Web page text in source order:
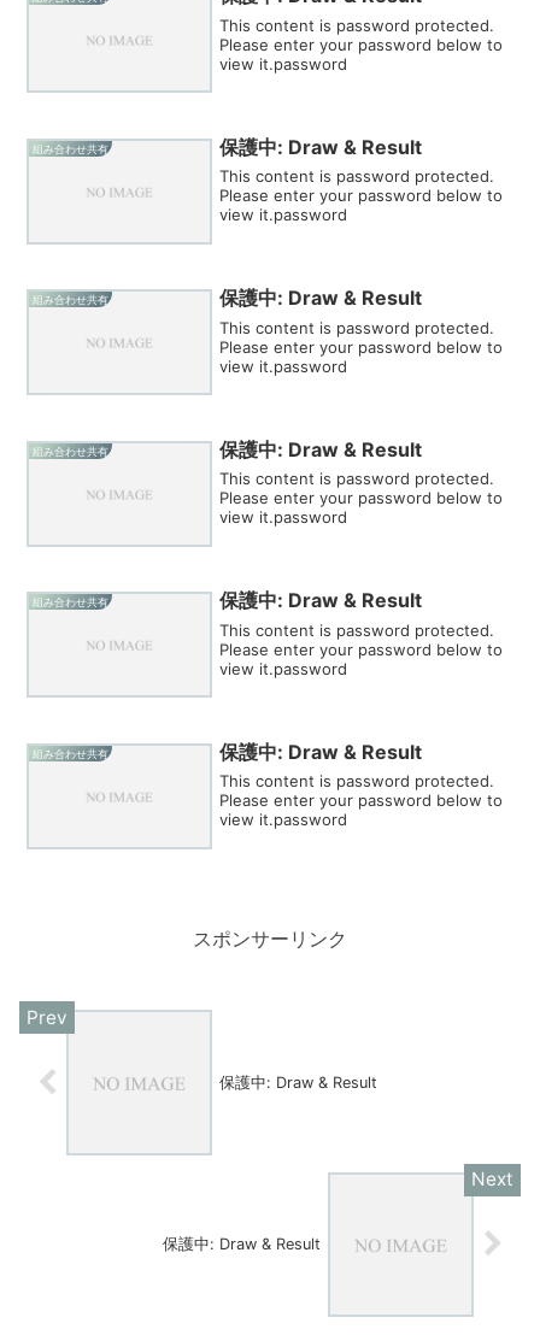
This content is password protected.
Please enter your password below to
view it.password
組み合わせ共有 保護中: Draw & Result
This content is password protected.
Please enter your password below to
view it.password
組み合わせ共有 保護中: Draw & Result
This content is password protected.
Please enter your password below to
view it.password
組み合わせ共有 保護中: Draw & Result
This content is password protected.
Please enter your password below to
view it.password
組み合わせ共有 保護中: Draw & Result
This content is password protected.
Please enter your password below to
view it.password
組み合わせ共有 保護中: Draw & Result
This content is password protected.
Please enter your password below to
view it.password
スポンサーリンク
保護中: Draw & Result
保護中: Draw & Result